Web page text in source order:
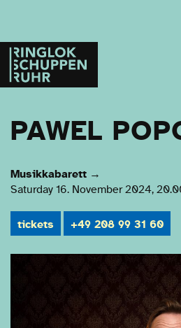
Ringlokschuppen
Ruhr
PAWEL
Musikkabarett →
Saturday 16. November 2024,
tickets +49 208 99 31 60